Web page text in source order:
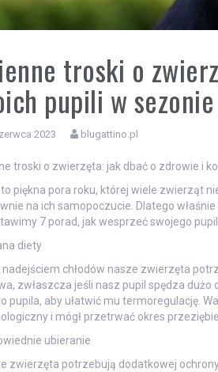
troski o
pupili w
2023 blugattino.pl
troski o zwierzęta: jak dbać o zdrowie i
piękna pora roku, której wiele zwierząt
na ich samopoczucie. Dlatego
7 porad, jak wesprzeć swojego
diety
nadejściem chłodów nasze zwierzęta
zwłaszcza jeśli nasz pupil spędza
pupila, aby ułatwić mu termoregulację.
i mógł przetrwać okres
ubieranie
zwierzęta potrzebują dodatkowej